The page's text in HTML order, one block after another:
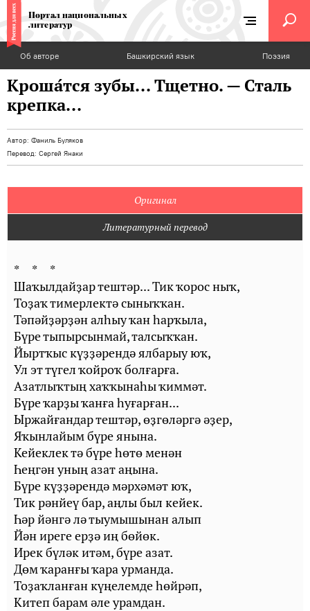
Портал национальных
литератур
Об авторе Башкирский язык Поэзия
Кроша́тся зубы... Тщетно. — Сталь
крепка...
Автор: Фаниль Буляков
Перевод: Сергей Янаки
Оригинал
Литературный перевод
* * *
Шаҡылдайҙар тештәр... Тик ҡорос ныҡ,
Тоҙаҡ тимерлектә сыныҡҡан.
Тәпәйҙәрҙән алһыу ҡан һарҡыла,
Бүре тыпырсынмай, талсыҡҡан.
Йыртҡыс күҙҙәрендә ялбарыу юҡ,
Ул эт түгел ҡойроҡ болғарға.
Азатлыҡтың хаҡҡынаһы ҡиммәт.
Бүре ҡарҙы ҡанға һуғарған...
Ыржайғандар тештәр, өҙгөләргә әҙер,
Яҡынлайым бүре янына.
Кейеклек тә бүре һөтө менән
Һеңгән уның азат аңына.
Бүре күҙҙәрендә мәрхәмәт юҡ,
Тик рәнйеү бар, аңлы был кейек.
Һәр йәнгә лә тыумышынан алып
Йән иреге ерҙә иң бөйөк.
Ирек бүләк итәм, бүре азат.
Дөм ҡаранғы ҡара урманда.
Тоҙаҡланған күңелемде һөйрәп,
Китеп барам әле урамдан.